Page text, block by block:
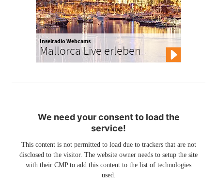
Inselradio Webcams
Mallorca Live erleben
We need your consent to load the
service!
This content is not permitted to load due to trackers that are not
disclosed to the visitor. The website owner needs to setup the site
with their CMP to add this content to the list of technologies
used.